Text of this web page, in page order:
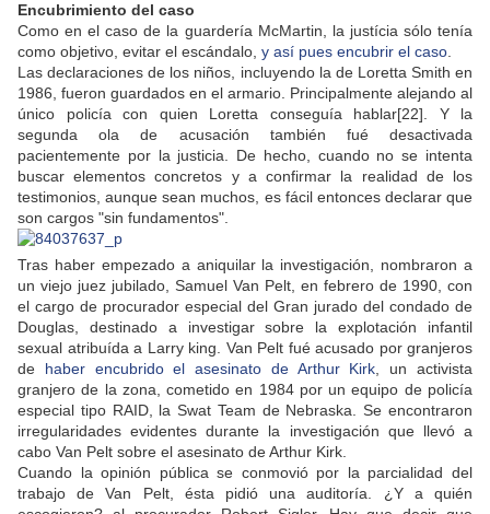
Encubrimiento del caso
Como en el caso de la guardería McMartin, la justícia sólo tenía
como objetivo, evitar el escándalo, y así pues encubrir el caso
Las declaraciones de los niños, incluyendo la de Loretta Smith en
1986, fueron guardados en el armario. Principalmente alejando al
único policía con quien Loretta conseguía hablar[22]. Y la
segunda ola de acusación también fué desactivada
pacientemente por la justicia. De hecho, cuando no se intenta
buscar elementos concretos y a confirmar la realidad de los
testimonios, aunque sean muchos, es fácil entonces declarar que
son cargos "sin fundamentos".
Tras haber empezado a aniquilar la investigación, nombraron a
un viejo juez jubilado, Samuel Van Pelt, en febrero de 1990, con
el cargo de procurador especial del Gran jurado del condado de
Douglas, destinado a investigar sobre la explotación infantil
sexual atribuída a Larry king. Van Pelt fué acusado por granjeros
de haber encubrido el asesinato de Arthur Kirk , un activista
granjero de la zona, cometido en 1984 por un equipo de policía
especial tipo RAID, la Swat Team de Nebraska. Se encontraron
irregularidades evidentes durante la investigación que llevó a
cabo Van Pelt sobre el asesinato de Arthur Kirk.
Cuando la opinión pública se conmovió por la parcialidad del
trabajo de Van Pelt, ésta pidió una auditoría. ¿Y a quién